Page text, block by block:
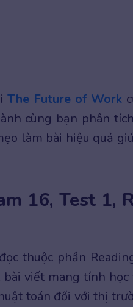
The Future of Work
cùng bạn phân
làm bài hiệu quả
16, Test 1,
thuộc phần
viết mang tính
toán đối với thị